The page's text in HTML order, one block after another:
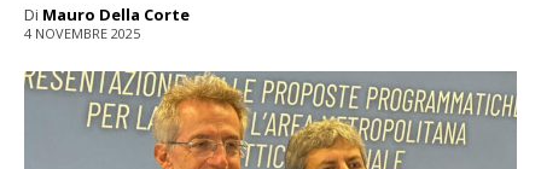
Di Mauro Della Corte
4 NOVEMBRE 2025